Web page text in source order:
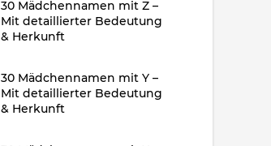
30 Mädchennamen mit Z –
Mit detaillierter Bedeutung
& Herkunft
30 Mädchennamen mit Y –
Mit detaillierter Bedeutung
& Herkunft